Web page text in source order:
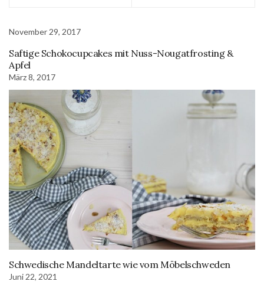
November 29, 2017
Saftige Schokocupcakes mit Nuss-Nougatfrosting &
Apfel
März 8, 2017
Schwedische Mandeltarte wie vom Möbelschweden
Juni 22, 2021